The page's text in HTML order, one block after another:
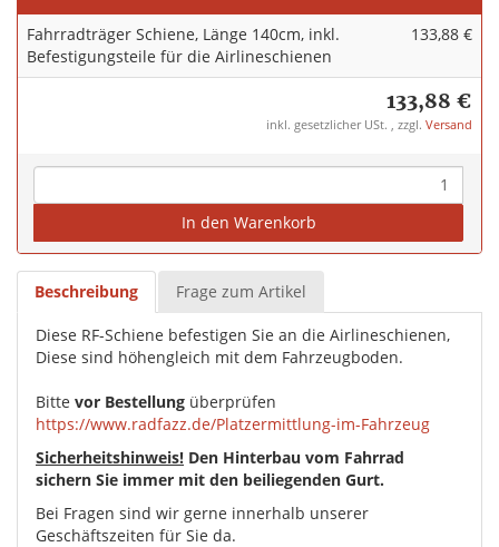
Fahrradträger Schiene, Länge 140cm, inkl.
Befestigungsteile für die Airlineschienen
133,88 €
133,88 €
inkl. gesetzlicher USt. , zzgl. Versand
In den Warenkorb
Beschreibung Frage zum Artikel
Diese RF-Schiene befestigen Sie an die Airlineschienen,
Diese sind höhengleich mit dem Fahrzeugboden.
Bitte vor Bestellung überprüfen
https://www.radfazz.de/Platzermittlung-im-Fahrzeug
Sicherheitshinweis! Den Hinterbau vom Fahrrad
sichern Sie immer mit den beiliegenden Gurt.
Bei Fragen sind wir gerne innerhalb unserer
Geschäftszeiten für Sie da.